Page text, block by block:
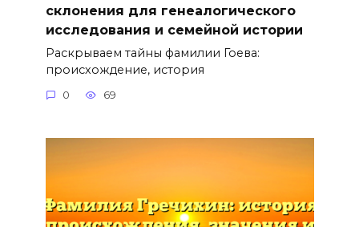
склонения для генеалогического
исследования и семейной истории
Раскрываем тайны фамилии Гоева:
происхождение, история
0 69